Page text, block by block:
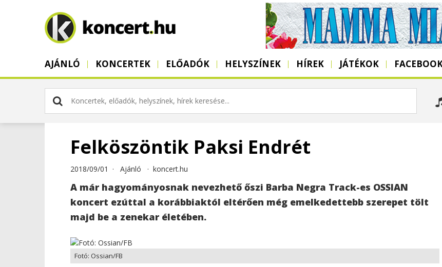
AJÁNLÓ KONCERTEK ELŐADÓK HELYSZÍNEK HÍREK JÁTÉKOK
Felköszöntik Paksi Endrét
2018/09/01 · Ajánló · koncert.hu
A már hagyományosnak nevezhető őszi Barba Negra Track-es OSSIAN
koncert ezúttal a korábbiaktól eltérően még emelkedettebb szerepet tölt
majd be a zenekar életében.
Fotó: Ossian/FB